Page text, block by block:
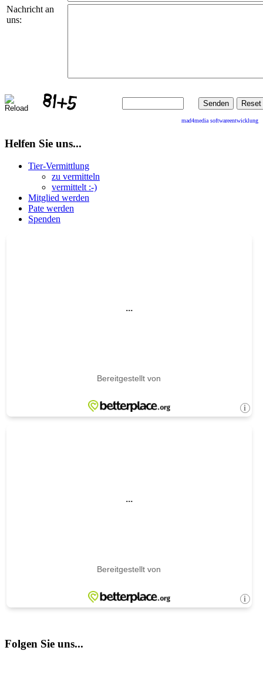
Nachricht an
uns:
mad4media softwareentwicklung
Helfen Sie uns...
Tier-Vermittlung
zu vermitteln
vermittelt :-)
Mitglied werden
Pate werden
Spenden
Folgen Sie uns...